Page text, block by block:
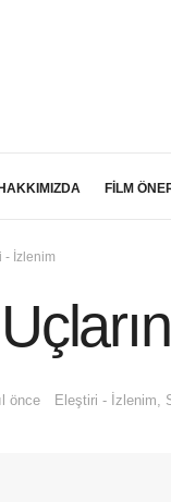
HAKKIMIZDA FİLM
- İzlenim
önce Eleştiri - İzlenim